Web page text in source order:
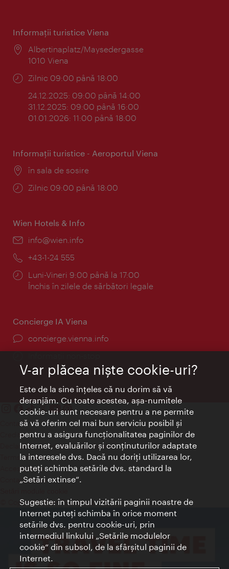
Informaţii turistice Viena
Locul:
Albertinaplatz/Maysedergasse
1010 Viena
Program:
Zilnic 09:00 până 18:00
24.12.2025: 09:00 până 14:00
31.12.2025: 09:00 până 16:00
01.01.2026: 11:00 până 18:00
Informaţii turistice - Aeroportul Viena
Locul:
în sala de sosire
Program:
Zilnic 09:00 până 18:00
Wien Hotels & Info
E-
info@wien.info
Telefon:
+43-1-24 555
Program:
Luni-Vineri 9:00 până la 17:00
Închis în zilele de sărbători legale
Concierge IA Viena
concierge.vienna.info
Contact
Credits
Declaraţie privind protecţia datelor
Terms of Use
Accesibilitate
Contact presa
© Copyright Wien Tourismus
V-ar plăcea nişte cookie-uri?
Este de la sine înţeles că nu dorim să vă
deranjăm. Cu toate acestea, aşa-numitele
cookie-uri sunt necesare pentru a ne permite
să vă oferim cel mai bun serviciu posibil şi
pentru a asigura funcţionalitatea paginilor de
Internet, evaluărilor şi conţinuturilor adaptate
la interesele dvs. Dacă nu doriţi utilizarea lor,
puteţi schimba setările dvs. standard la
„Setări extinse“.
Sugestie: în timpul vizitării paginii noastre de
Internet puteţi schimba în orice moment
setările dvs. pentru cookie-uri, prin
intermediul linkului „Setările modulelor
cookie“ din subsol, de la sfârşitul paginii de
Internet.